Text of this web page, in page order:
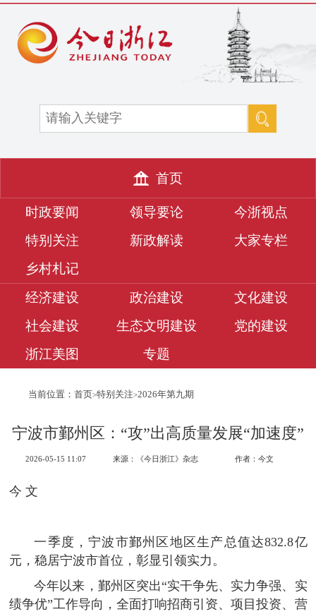
首页
时政要闻 领导要论
今浙视点
特别关注
新政解读
大家专栏
乡村札记
经济建设
政治建设
文化建设
社会建设
生态文明建设
党的建设
浙江美图
专题
当前位置： 首页>特别关注>2026年第九期
宁波市鄞州区：“攻”出高质量发展“加速度”
2026-05-15 11:07 来源：《今日浙江》杂志 作者：今文
今 文
一季度，宁波市鄞州区地区生产总值达832.8亿
元，稳居宁波市首位，彰显引领实力。
今年以来，鄞州区突出“实干争先、实力争强、实
绩争优”工作导向，全面打响招商引资、项目投资、营